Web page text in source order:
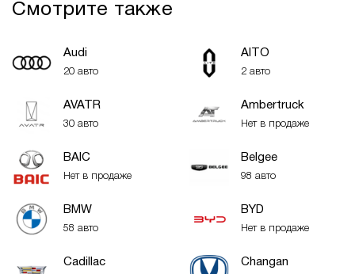
Смотрите также
Audi
20 авто
AITO
2 авто
AVATR
30 авто
Ambertruck
Нет в продаже
BAIC
Нет в продаже
Belgee
98 авто
BMW
58 авто
BYD
Нет в продаже
Cadillac Changan